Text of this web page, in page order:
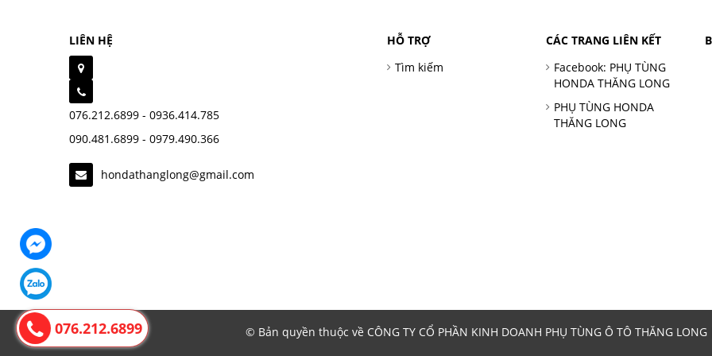
LIÊN HỆ
076.212.6899 - 0936.414.785
090.481.6899 - 0979.490.366
hondathanglong@gmail.com
HỖ TRỢ
Tìm kiếm
CÁC TRANG LIÊN KẾT
Facebook: PHỤ TÙNG
HONDA THĂNG LONG
PHỤ TÙNG HONDA
THĂNG LONG
© Bản quyền thuộc về CÔNG TY CỔ PHẦN KINH DOANH PHỤ TÙNG Ô TÔ THĂNG
076.212.6899